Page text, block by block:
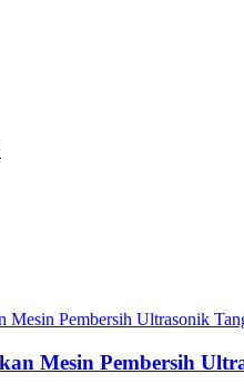
Mesin Pembersih